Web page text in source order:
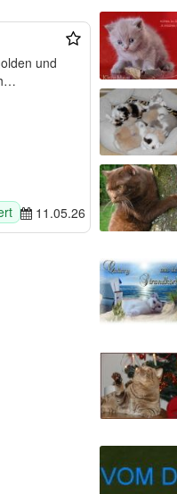
11.05.26